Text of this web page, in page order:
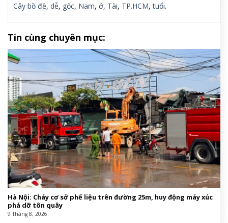
Cây bồ đề, dễ, gốc, Nam, ở, Tài, TP.HCM,tuổi.
Tin cùng chuyên mục:
Hà Nội: Cháy cơ sở phế liệu trên đường 25m, huy động máy xúc
phá dỡ tôn quây
9 Tháng 8, 2026